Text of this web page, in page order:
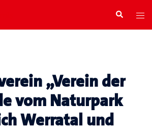
Search
„Verein der
vom Naturpark
Werratal und